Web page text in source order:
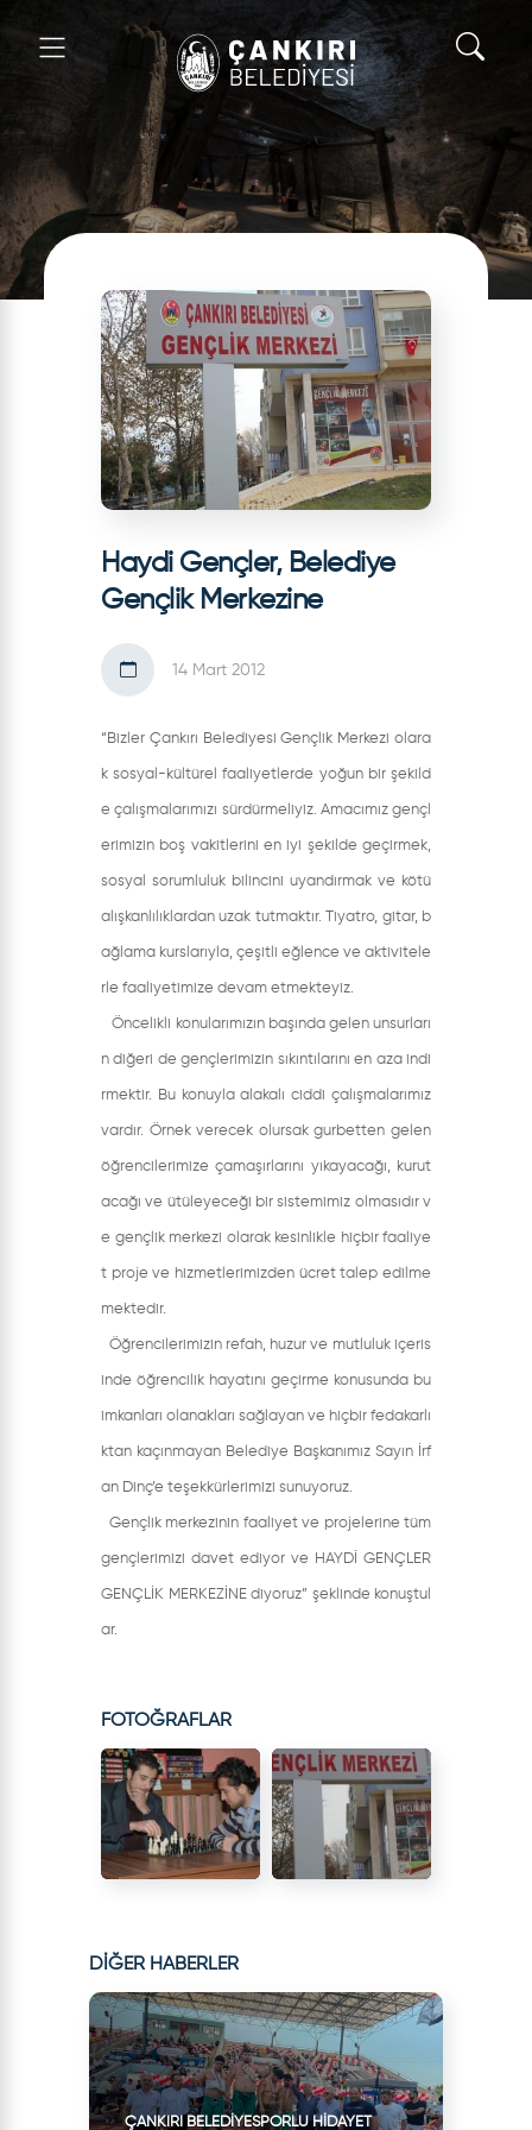
Haydi Gençler, Belediye
Gençlik Merkezine
14 Mart 2012
“Bizler Çankırı Belediyesi Gençlik Merkezi olara
k sosyal-kültürel faaliyetlerde yoğun bir şekild
e çalışmalarımızı sürdürmeliyiz. Amacımız gençl
erimizin boş vakitlerini en iyi şekilde geçirmek,
sosyal sorumluluk bilincini uyandırmak ve kötü
alışkanlılıklardan uzak tutmaktır. Tiyatro, gitar, b
ağlama kurslarıyla, çeşitli eğlence ve aktivitele
rle faaliyetimize devam etmekteyiz.
Öncelikli konularımızın başında gelen unsurları
n diğeri de gençlerimizin sıkıntılarını en aza indi
rmektir. Bu konuyla alakalı ciddi çalışmalarımız
vardır. Örnek verecek olursak gurbetten gelen
öğrencilerimize çamaşırlarını yıkayacağı, kurut
acağı ve ütüleyeceği bir sistemimiz olmasıdır v
e gençlik merkezi olarak kesinlikle hiçbir faaliye
t proje ve hizmetlerimizden ücret talep edilme
mektedir.
Öğrencilerimizin refah, huzur ve mutluluk içeris
inde öğrencilik hayatını geçirme konusunda bu
imkanları olanakları sağlayan ve hiçbir fedakarlı
ktan kaçınmayan Belediye Başkanımız Sayın İrf
an Dinç’e teşekkürlerimizi sunuyoruz.
Gençlik merkezinin faaliyet ve projelerine tüm
gençlerimizi davet ediyor ve HAYDİ GENÇLER
GENÇLİK MERKEZİNE diyoruz” şeklinde konuştul
ar.
FOTOĞRAFLAR
DİĞER HABERLER
ÇANKIRI BELEDIYESPORLU HIDAYET